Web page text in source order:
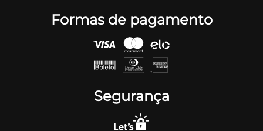
Formas de pagamento
Segurança